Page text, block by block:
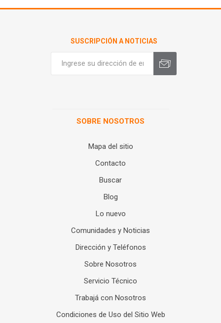
SUSCRIPCIÓN A NOTICIAS
SOBRE NOSOTROS
Mapa del sitio
Contacto
Buscar
Blog
Lo nuevo
Comunidades y Noticias
Dirección y Teléfonos
Sobre Nosotros
Servicio Técnico
Trabajá con Nosotros
Condiciones de Uso del Sitio Web